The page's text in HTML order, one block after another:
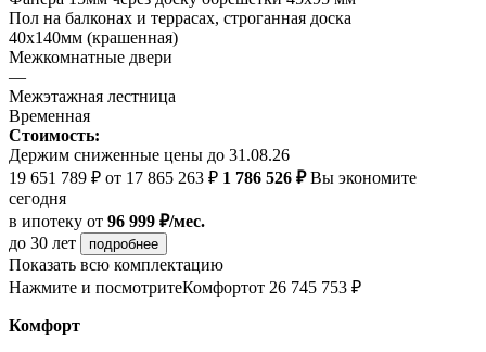
Пол на балконах и террасах, строганная доска
40х140мм (крашенная)
Межкомнатные двери
—
Межэтажная лестница
Временная
Стоимость:
Держим сниженные цены до 31.08.26
19 651 789 ₽ от 17 865 263 ₽ 1 786 526 ₽Вы экономите
сегодня
в ипотеку от 96 999 ₽/мес.
до 30 лет
подробнее
Показать всю комплектацию
Нажмите и посмотритеКомфортот 26 745 753 ₽
Комфорт